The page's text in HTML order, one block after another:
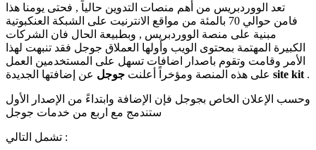
تعد الووردبريس من أهم منصات التدوين حالياً , فحتى يومنا هذا
فامن حوالي 70 بالمئة من مواقع الانترنيت على الشبكة العنكبوتية
مبنية على منصة الووردبريس , وبطبيعة الحال فان الشركات
الكبيرة المهتمة بمحتوى الويب وأولها العملاق جوجل فقد تنبهت لهذا
الأمر وقامت وتقوم باصدار اضافات تسهل على المستخدمين العمل
على هذه المنصة ومؤخراً أعلنت جوجل site kit .
وحسب الإعلان الخاص بجوجل فإن الإضافة وابتداءً من الإصدار الأول
ستندمج مع اربع من خدمات جوجل
تشمل التالي :